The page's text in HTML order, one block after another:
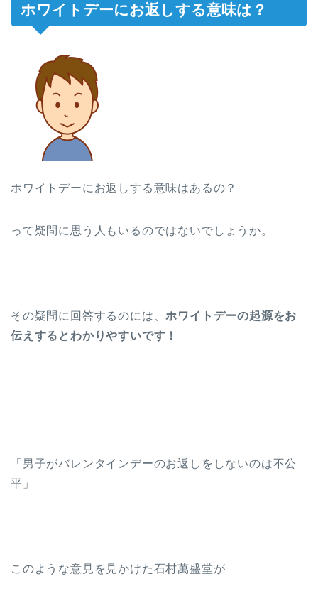
ホワイトデーにお返しする意味は？
ホワイトデーにお返しする意味はあるの？
って疑問に思う人もいるのではないでしょうか。
その疑問に回答するのには、ホワイトデーの起源をお
伝えするとわかりやすいです！
「男子がバレンタインデーのお返しをしないのは不公
平」
このような意見を見かけた石村萬盛堂が